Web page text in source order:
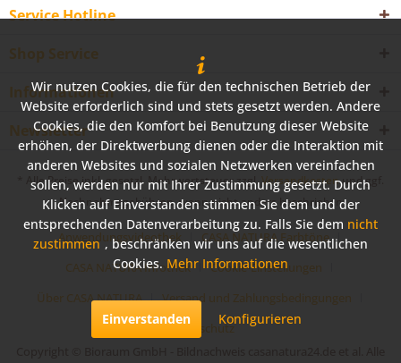
Service Hotline
Shop Service
Informationen
Newsletter
* Alle Preise inkl. gesetzl. Mehrwertsteuer zzgl.Versandkostenund ggf.
Nachnahmegebühren, wenn nicht anders beschrieben
Anwendungsvideothek
CASA NATURA Farbtöne
CASA NATURA Infothek
Cookie-Einstellungen
Über CASA NATURA
Versand und Zahlungsbedingungen
Datenschutz
Wir nutzen Cookies, die für den technischen Betrieb der
Website erforderlich sind und stets gesetzt werden. Andere
Cookies, die den Komfort bei Benutzung dieser Website
erhöhen, der Direktwerbung dienen oder die Interaktion mit
anderen Websites und sozialen Netzwerken vereinfachen
sollen, werden nur mit Ihrer Zustimmung gesetzt. Durch
Klicken auf Einverstanden stimmen Sie dem und der
entsprechenden Datenverarbeitung zu. Falls Sie dem nicht
zustimmen , beschränken wir uns auf die wesentlichen
Cookies.Mehr Informationen
Einverstanden Konfigurieren